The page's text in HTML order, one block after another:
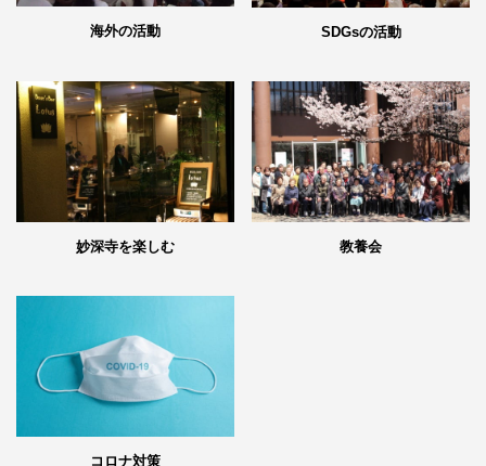
海外の活動 SDGsの活動
妙深寺を楽しむ 教養会
コロナ対策